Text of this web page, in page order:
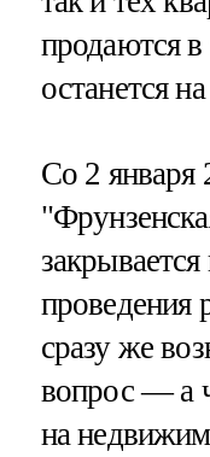
продаются
останется
Со 2 января
проведения
сразу же
вопрос — а
на